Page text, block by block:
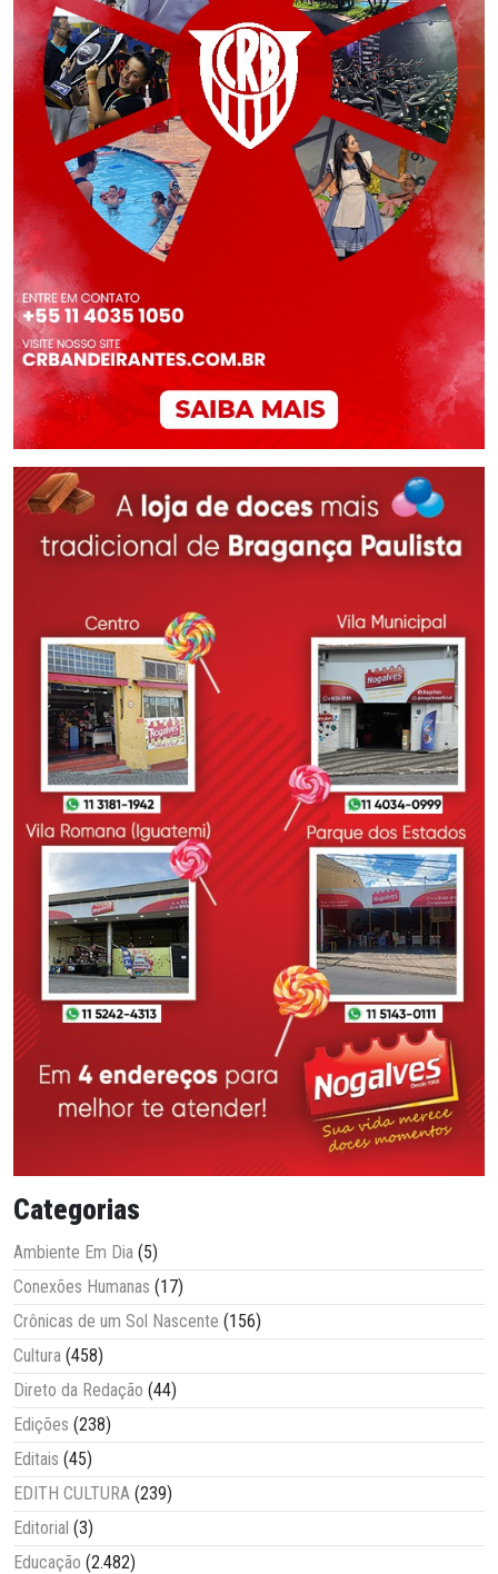
Categorias
Ambiente Em Dia (5)
Conexões Humanas (17)
Crônicas de um Sol Nascente (156)
Cultura (458)
Direto da Redação (44)
Edições (238)
Editais (45)
EDITH CULTURA (239)
Editorial (3)
Educação (2.482)